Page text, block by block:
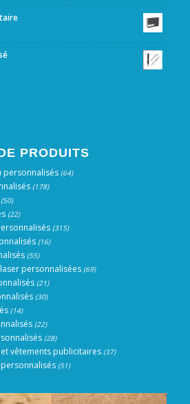
PRODUITS
personnalisés (64)
(178)
(50)
(22)
(315)
(16)
(55)
personnalisées (69)
(21)
(30)
(14)
(22)
(28)
vêtements publicitaires (37)
(51)